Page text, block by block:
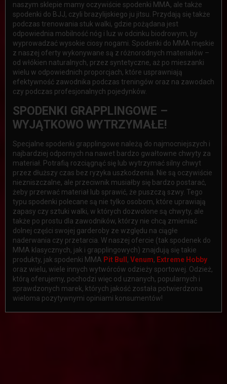
naszym sklepie mamy oczywiście spodenki MMA, ale także
spodenki do BJJ, czyli brazylijskiego ju jitsu. Przydają się także
podczas trenowania stuk walki, gdzie pożądana jest
odpowiednia mobilność nóg i luz w odcinku biodrowym, by
wyprowadzać wysokie ciosy nogami. Spodenki do MMA męskie
z naszej oferty wykonywane są z różnorodnych materiałów –
od włókien naturalnych, przez syntetyczne, aż po mieszanki
wielu w odpowiednich proporcjach, które usprawniają
efektywność zawodnika podczas treningów oraz na zawodach
czy podczas profesjonalnych pojedynków.
SPODENKI GRAPPLINGOWE –
WYJĄTKOWO WYTRZYMAŁE!
Specjalne spodenki grapplingowe należą do najmocniejszych i
najbardziej odpornych na nawet bardzo gwałtowne chwyty za
materiał. Potrafią rozciągnąć się lub wytrzymać silny chwyt
przez dłuższy czas bez ryzyka uszkodzenia. Nie są oczywiście
niezniszczalne, ale przeciwnik musiałby się bardzo postarać,
żeby przerwać materiał lub sprawić, że puszczą szwy. Tego
typu spodenki polecane są nie tylko osobom, które uprawiają
zapasy czy sztuki walki, w których dozwolone są chwyty, ale
także po prostu dla zawodników, którzy nie chcą zmieniać
dolnej części swojej garderoby ze względu na ciągłe
naderwania czy przetarcia. W naszej ofercie (tak spodenek do
MMA klasycznych, jak i grapplingowych) znajdują się takie
produkty, jak spodenki MMA Pit Bull , Venum, Extreme Hobby
oraz wielu, wiele innych wytwórców odzieży sportowej. Odzież,
którą oferujemy, pochodzi więc od uznanych, popularnych i
sprawdzonych marek, których jakość została potwierdzona
wieloma pozytywnymi opiniami konsumentów!